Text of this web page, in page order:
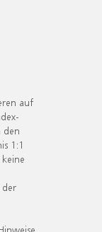
auf
den
1:1
der